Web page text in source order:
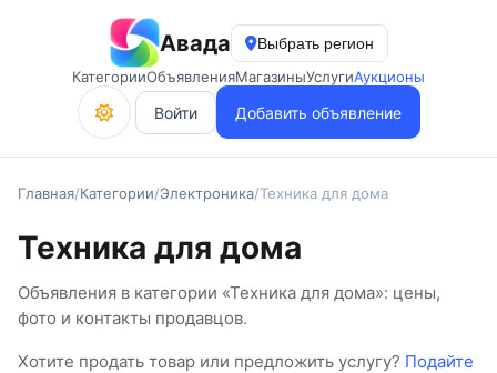
Авада
Выбрать регион
КатегорииОбъявленияМагазиныУслугиАукционы
Войти Добавить объявление
Главная/Категории/Электроника/Техника для дома
Техника для дома
Объявления в категории «Техника для дома»: цены,
фото и контакты продавцов.
Хотите продать товар или предложить услугу? Подайте